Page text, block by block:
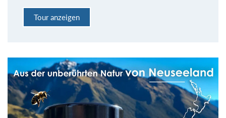
Tour anzeigen